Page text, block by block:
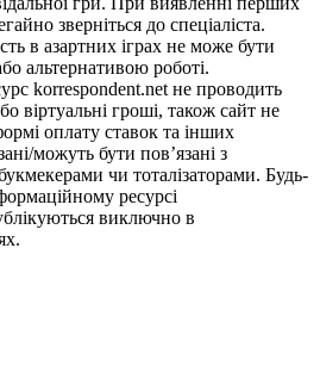
зверніться до спеціаліста.
в азартних іграх не може бути
альтернативою роботі.
korrespondent.net не проводить
віртуальні гроші, також сайт не
оплату ставок та інших
можуть бути пов’язані з
чи тоталізаторами. Будь-
ресурсі
виключно в